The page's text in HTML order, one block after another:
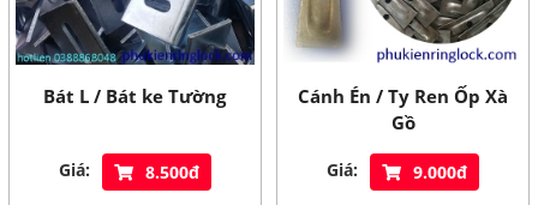
Bát L / Bát ke Tường
Giá: 8.500đ
Cánh Én / Ty Ren Ốp Xà
Gồ
Giá: 9.000đ